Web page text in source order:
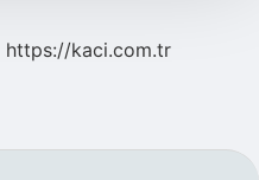
https://kaci.com.tr